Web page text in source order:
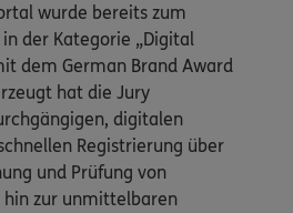
wurde bereits zum
der Kategorie „Digital
dem German Brand Award
hat die Jury
digitalen
Registrierung über
und Prüfung von
hin zur unmittelbaren